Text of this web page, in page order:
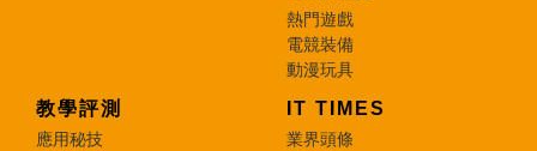
熱門遊戲
電競裝備
動漫玩具
教學評測
應用秘技
IT TIMES
業界頭條